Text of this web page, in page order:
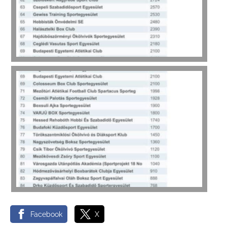
Facebook X